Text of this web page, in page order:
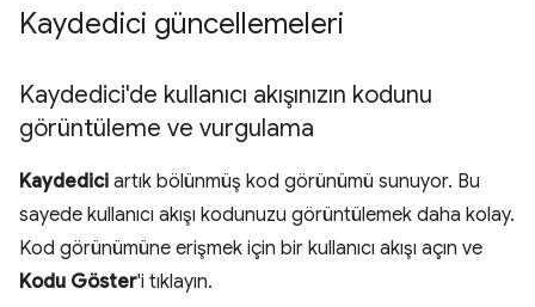
Kaydedici güncellemeleri
Kaydedici'de kullanıcı akışınızın kodunu
görüntüleme ve vurgulama
Kaydedici artık bölünmüş kod görünümü sunuyor. Bu
sayede kullanıcı akışı kodunuzu görüntülemek daha kolay.
Kod görünümüne erişmek için bir kullanıcı akışı açın ve
Kodu Göster'i tıklayın.